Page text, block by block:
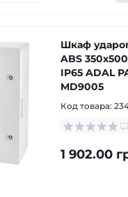
Шкаф
ABS
IP65 ADAL
MD9005
Код товара:
1 902.00